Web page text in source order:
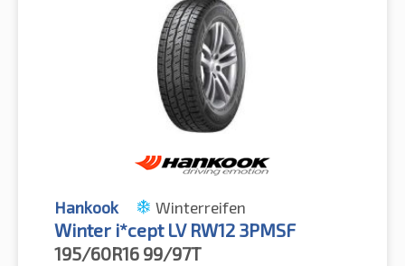
Hankook Winterreifen
Winter i*cept LV RW12 3PMSF
195/60R16 99/97T